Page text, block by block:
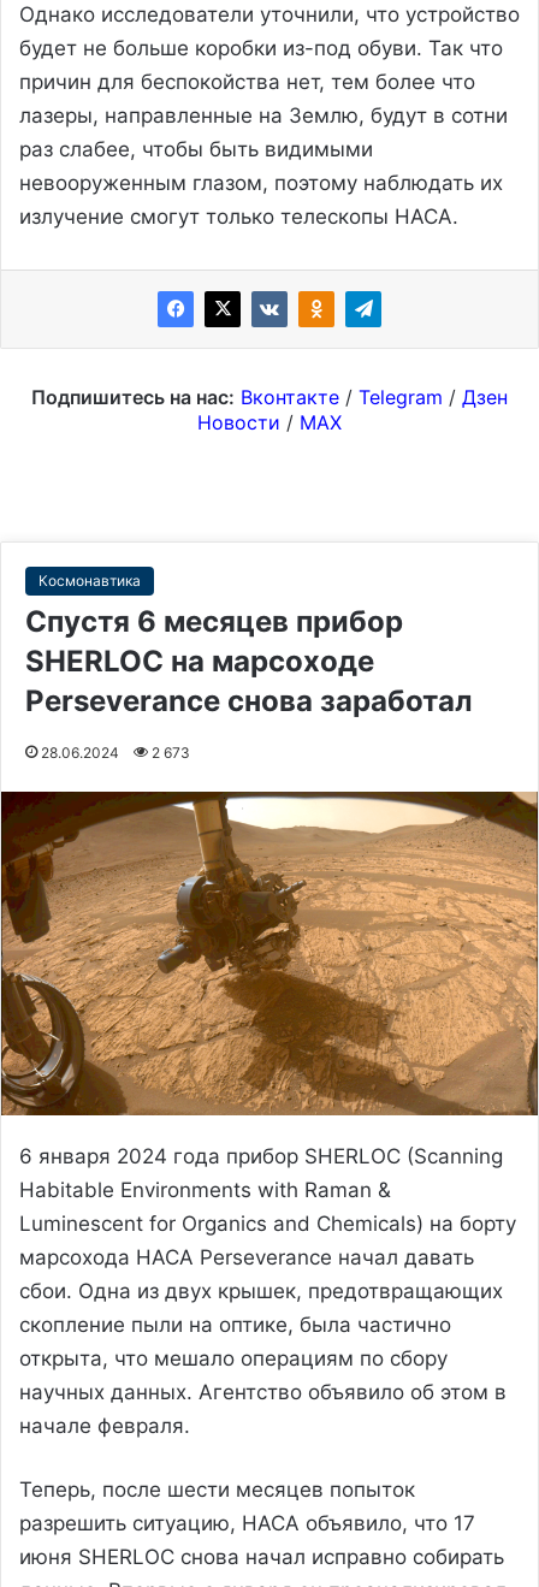
Однако исследователи уточнили, что устройство
будет не больше коробки из-под обуви. Так что
причин для беспокойства нет, тем более что
лазеры, направленные на Землю, будут в сотни
раз слабее, чтобы быть видимыми
невооруженным глазом, поэтому наблюдать их
излучение смогут только телескопы НАСА.
Подпишитесь на нас: Вконтакте / Telegram / Дзен
Новости / MAX